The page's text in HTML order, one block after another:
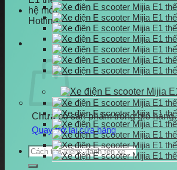
Hotline
0937.222.487
Chưa có sản phẩm trong giỏ hàng.
Quay trở lại cửa hàng
Tìm
kiếm: